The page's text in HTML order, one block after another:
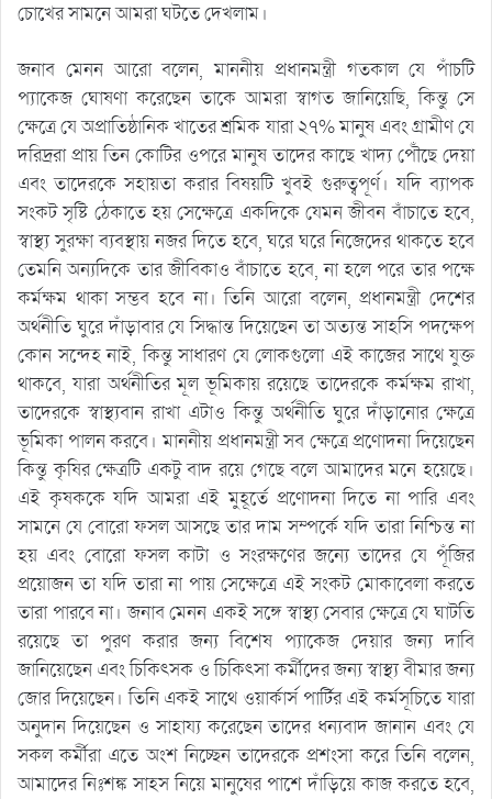
চোখের সামনে আমরা ঘটতে দেখলাম।
জনাব মেনন আরো বলেন, মাননীয় প্রধানমন্ত্রী গতকাল যে পাঁচটি
প্যাকেজ ঘোষণা করেছেন তাকে আমরা স্বাগত জানিয়েছি, কিন্তু সে
ক্ষেত্রে যে অপ্রাতিষ্ঠানিক খাতের শ্রমিক যারা ২৭% মানুষ এবং গ্রামীণ যে
দরিদ্ররা প্রায় তিন কোটির ওপরে মানুষ তাদের কাছে খাদ্য পৌঁছে দেয়া
এবং তাদেরকে সহায়তা করার বিষয়টি খুবই গুরুত্বপূর্ণ। যদি ব্যাপক
সংকট সৃষ্টি ঠেকাতে হয় সেক্ষেত্রে একদিকে যেমন জীবন বাঁচাতে হবে,
স্বাস্থ্য সুরক্ষা ব্যবস্থায় নজর দিতে হবে, ঘরে ঘরে নিজেদের থাকতে হবে
তেমনি অন্যদিকে তার জীবিকাও বাঁচাতে হবে, না হলে পরে তার পক্ষে
কর্মক্ষম থাকা সম্ভব হবে না। তিনি আরো বলেন, প্রধানমন্ত্রী দেশের
অর্থনীতি ঘুরে দাঁড়াবার যে সিদ্ধান্ত দিয়েছেন তা অত্যন্ত সাহসি পদক্ষেপ
কোন সন্দেহ নাই, কিন্তু সাধারণ যে লোকগুলো এই কাজের সাথে যুক্ত
থাকবে, যারা অর্থনীতির মূল ভূমিকায় রয়েছে তাদেরকে কর্মক্ষম রাখা,
তাদেরকে স্বাস্থ্যবান রাখা এটাও কিন্তু অর্থনীতি ঘুরে দাঁড়ানোর ক্ষেত্রে
ভূমিকা পালন করবে। মাননীয় প্রধানমন্ত্রী সব ক্ষেত্রে প্রণোদনা দিয়েছেন
কিন্তু কৃষির ক্ষেত্রটি একটু বাদ রয়ে গেছে বলে আমাদের মনে হয়েছে।
এই কৃষককে যদি আমরা এই মুহূর্তে প্রণোদনা দিতে না পারি এবং
সামনে যে বোরো ফসল আসছে তার দাম সম্পর্কে যদি তারা নিশ্চিন্ত না
হয় এবং বোরো ফসল কাটা ও সংরক্ষণের জন্যে তাদের যে পূঁজির
প্রয়োজন তা যদি তারা না পায় সেক্ষেত্রে এই সংকট মোকাবেলা করতে
তারা পারবে না। জনাব মেনন একই সঙ্গে স্বাস্থ্য সেবার ক্ষেত্রে যে ঘাটতি
রয়েছে তা পুরণ করার জন্য বিশেষ প্যাকেজ দেয়ার জন্য দাবি
জানিয়েছেন এবং চিকিৎসক ও চিকিৎসা কর্মীদের জন্য স্বাস্থ্য বীমার জন্য
জোর দিয়েছেন। তিনি একই সাথে ওয়ার্কার্স পার্টির এই কর্মসূচিতে যারা
অনুদান দিয়েছেন ও সাহায্য করেছেন তাদের ধন্যবাদ জানান এবং যে
সকল কর্মীরা এতে অংশ নিচ্ছেন তাদেরকে প্রশংসা করে তিনি বলেন,
আমাদের নিঃশঙ্ক সাহস নিয়ে মানুষের পাশে দাঁড়িয়ে কাজ করতে হবে,